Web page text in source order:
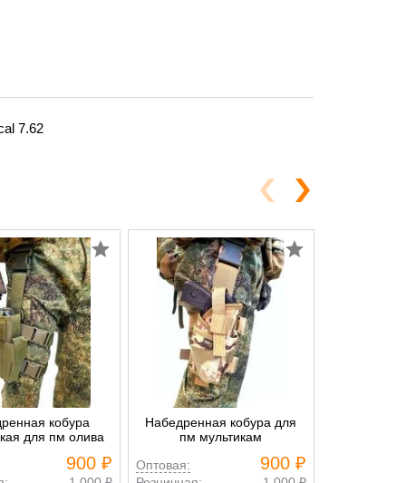
7.62
кобура
для пм олива
900 ₽
Набедренная кобура для
пм мультикам
Оптовая:
900 ₽